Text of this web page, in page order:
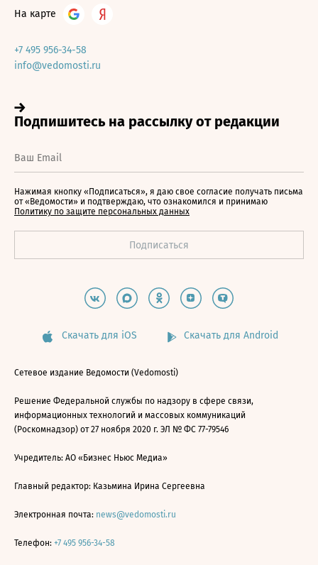
На карте
+7 495 956-34-58
info@vedomosti.ru
Нажимая кнопку «Подписаться», я даю свое согласие получать письма
от «Ведомости» и подтверждаю, что ознакомился и принимаю
Политику по защите персональных данных
Скачать для iOS Скачать для Android
Сетевое издание Ведомости (Vedomosti)
Решение Федеральной службы по надзору в сфере связи,
информационных технологий и массовых коммуникаций
(Роскомнадзор) от 27 ноября 2020 г. ЭЛ № ФС 77-79546
Учредитель: АО «Бизнес Ньюс Медиа»
Главный редактор: Казьмина Ирина Сергеевна
Электронная почта: news@vedomosti.ru
Телефон: +7 495 956-34-58